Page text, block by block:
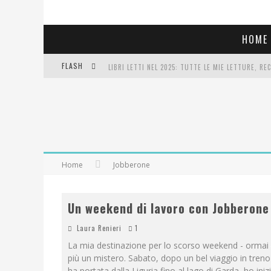
HOME
FLASH LIBRI LETTI NEL 2025: TUTTE LE MIE LETTURE,
Home Jobberone
Un weekend di lavoro con Jobberone
Laura Renieri 1
La mia destinazione per lo scorso weekend - ormai
più un mistero. Sabato, dopo un bel viaggio in